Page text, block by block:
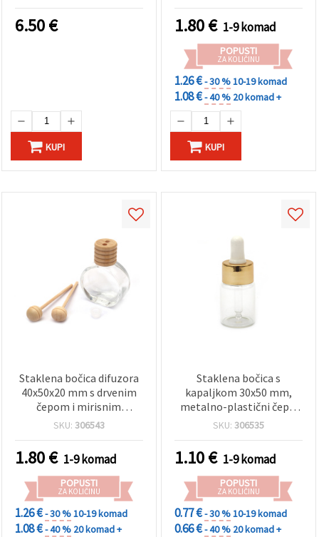
6.50€
KUPI
1.80€ 1-9 komad
POPUSTI
ZA KOLIČINU
1.26 €- 30 %10-19 komad
1.08 €- 40 % 20 komad +
KUPI
Staklena bočica difuzora
40x50x20 mm s drvenim
čepom i mirisnim
štapićima
SKU: 306543
1.80€ 1-9 komad
POPUSTI
ZA KOLIČINU
1.26 €- 30 %10-19 komad
1.08 €- 40 % 20 komad +
Staklena bočica s
kapaljkom 30x50 mm,
metalno-plastični čep u
zlatnoj boji
SKU: 306535
1.10€ 1-9 komad
POPUSTI
ZA KOLIČINU
0.77 €- 30 %10-19 komad
0.66 €- 40 % 20 komad +